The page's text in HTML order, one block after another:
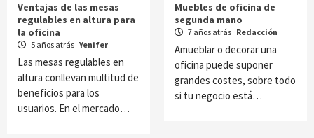
Ventajas de las mesas
regulables en altura para
la oficina
5 años atrás Yenifer
Las mesas regulables en
altura conllevan multitud de
beneficios para los
usuarios. En el mercado…
Muebles de oficina de
segunda mano
7 años atrás Redacción
Amueblar o decorar una
oficina puede suponer
grandes costes, sobre todo
si tu negocio está…